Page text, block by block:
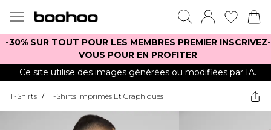
-30% SUR TOUT POUR LES MEMBRES PREMIER INSCRIVEZ-
VOUS POUR EN PROFITER
Ce site utilise des images générées ou modifiées par IA.
T-Shirts / T-Shirts Imprimés Et Graphiques